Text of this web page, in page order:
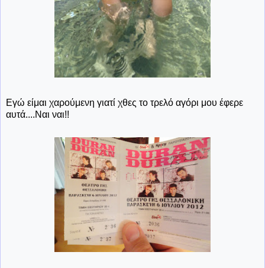
Εγώ είμαι χαρούμενη γιατί χθες το τρελό αγόρι μου έφερε
αυτά....Ναι ναι!!